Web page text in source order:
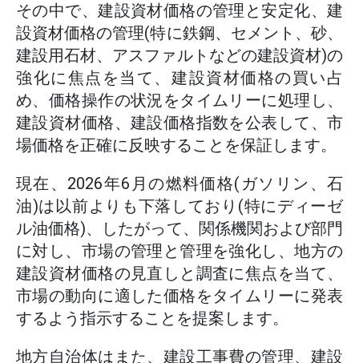
その中で、建設資材価格の管理と安定化、建
設資材価格の管理(特に鉄鋼、セメント、砂、
建設用石材、アスファルトなどの建設資材)の
強化に焦点を当て、建設資材価格の買い占
め、価格操作の状況をタイムリーに処理し、
建設資材価格、建設価格指数を公表して、市
場価格を正確に反映することを保証します。
現在、2026年6月の燃料価格(ガソリン、石
油)は以前よりも下落しており(特にディーゼ
ル油価格)、したがって、関係機関および部門
に対し、市場の管理と管理を強化し、地方の
建設資材価格の見直しと調査に焦点を当て、
市場の動向に適した価格をタイムリーに発表
するよう指示することを提案します。
地方自治体はまた、建設工事費の管理、建設